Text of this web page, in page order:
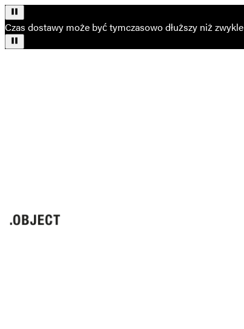
Czas dostawy może być tymczasowo dłuższy niż zwykle